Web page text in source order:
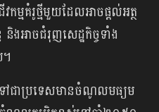
កម្មគំរូថ្មីមួយដែលអាចផ្ដល់អត្ថ
ងអាចជំរុញសេដ្ឋកិច្ចទាំង
ៅជាប្រទេសមានចំណូលមធ្យម